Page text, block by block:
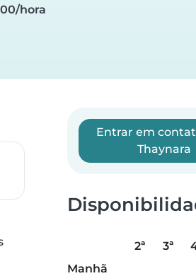
hora
Entrar em
Thaynara
2ª 3ª
Manhã